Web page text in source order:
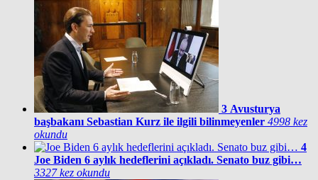
3 Avusturya
başbakanı Sebastian Kurz ile ilgili bilinmeyenler 4998 kez
okundu
4
Joe Biden 6 aylık hedeflerini açıkladı. Senato buz gibi…
3327 kez okundu